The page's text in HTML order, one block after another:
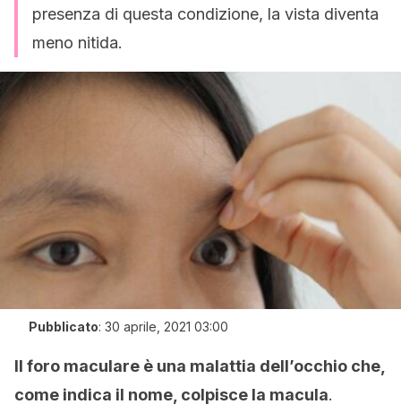
presenza di questa condizione, la vista diventa
meno nitida.
Pubblicato: 30 aprile, 2021 03:00
Il foro maculare è una malattia dell’occhio che,
come indica il nome, colpisce la macula.